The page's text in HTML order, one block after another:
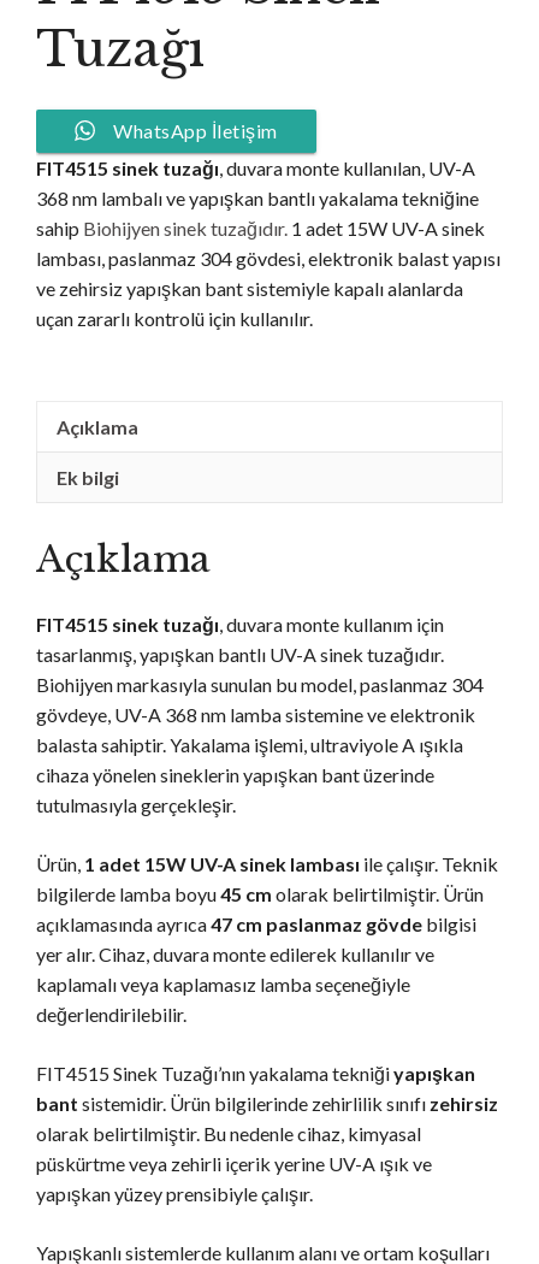
Tuzağı
WhatsApp İletişim
FIT4515 sinek tuzağı , duvara monte kullanılan, UV-A
368 nm lambalı ve yapışkan bantlı yakalama tekniğine
sahip Biohijyen sinek tuzağıdır. 1 adet 15W UV-A sinek
lambası, paslanmaz 304 gövdesi, elektronik balast yapısı
ve zehirsiz yapışkan bant sistemiyle kapalı alanlarda
uçan zararlı kontrolü için kullanılır.
Açıklama
Ek bilgi
Açıklama
FIT4515 sinek tuzağı , duvara monte kullanım için
tasarlanmış, yapışkan bantlı UV-A sinek tuzağıdır.
Biohijyen markasıyla sunulan bu model, paslanmaz 304
gövdeye, UV-A 368 nm lamba sistemine ve elektronik
balasta sahiptir. Yakalama işlemi, ultraviyole A ışıkla
cihaza yönelen sineklerin yapışkan bant üzerinde
tutulmasıyla gerçekleşir.
Ürün, 1 adet 15W UV-A sinek lambası ile çalışır. Teknik
bilgilerde lamba boyu45 cm olarak belirtilmiştir. Ürün
açıklamasında ayrıca47 cm paslanmaz gövde bilgisi
yer alır. Cihaz, duvara monte edilerek kullanılır ve
kaplamalı veya kaplamasız lamba seçeneğiyle
değerlendirilebilir.
FIT4515 Sinek Tuzağı’nın yakalama tekniğiyapışkan
bant sistemidir. Ürün bilgilerinde zehirlilik sınıfı zehirsiz
olarak belirtilmiştir. Bu nedenle cihaz, kimyasal
püskürtme veya zehirli içerik yerine UV-A ışık ve
yapışkan yüzey prensibiyle çalışır.
Yapışkanlı sistemlerde kullanım alanı ve ortam koşulları